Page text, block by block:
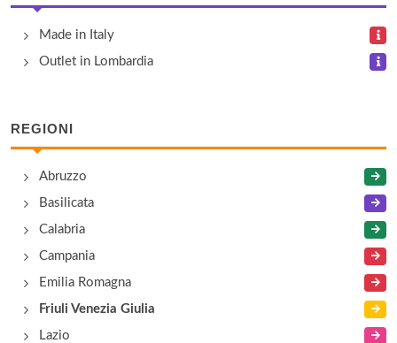
Baldinini
S.P. 125, Km 1,6 , Ioannis Aiello del Friuli
Bialetti industrie
S.P. 125, Km 1,6 , Ioannis Aiello del Friuli
Made in Italy
Outlet in Lombardia
REGIONI
Abruzzo
Basilicata
Calabria
Campania
Emilia Romagna
Friuli Venezia Giulia
Lazio